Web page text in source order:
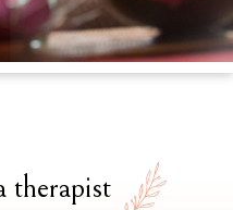
therapist